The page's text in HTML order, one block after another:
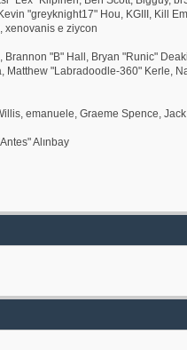
"greyknight17" Hou, KGIII, Kill
xenovanis e ziycon
"B" Hall, Bryan "Runic"
"Labradoodle-360" Kerle,
emanuele, Graeme Spence,
Alınbay